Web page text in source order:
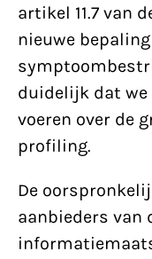
artikel 11.7 van
nieuwe
duidelijk dat we
voeren over de
profiling.
De
aanbieders van